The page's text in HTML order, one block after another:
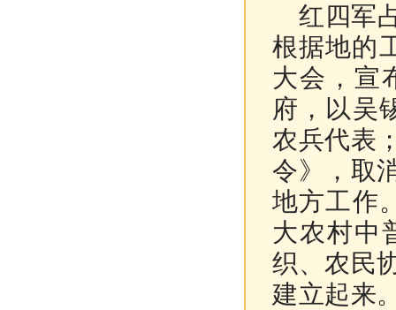
红四军
根据地的
大会，宣
府，以吴
农兵代表
令》，取
地方工作
大农村中
织、农民
建立起来